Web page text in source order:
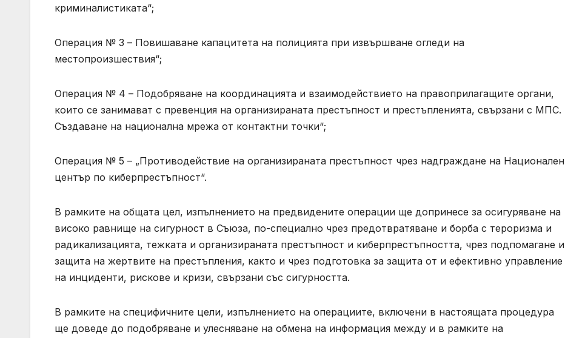
криминалистиката“;
Операция № 3 – Повишаване капацитета на полицията при извършване огледи на
местопроизшествия“;
Операция № 4 – Подобряване на координацията и взаимодействието на правоприлагащите органи,
които се занимават с превенция на организираната престъпност и престъпленията, свързани с МПС.
Създаване на национална мрежа от контактни точки“;
Операция № 5 – „Противодействие на организираната престъпност чрез надграждане на Национален
център по киберпрестъпност“.
В рамките на общата цел, изпълнението на предвидените операции ще допринесе за осигуряване на
високо равнище на сигурност в Съюза, по-специално чрез предотвратяване и борба с тероризма и
радикализацията, тежката и организираната престъпност и киберпрестъпността, чрез подпомагане и
защита на жертвите на престъпления, както и чрез подготовка за защита от и ефективно управление
на инциденти, рискове и кризи, свързани със сигурността.
В рамките на специфичните цели, изпълнението на операциите, включени в настоящата процедура
ще доведе до подобряване и улесняване на обмена на информация между и в рамките на